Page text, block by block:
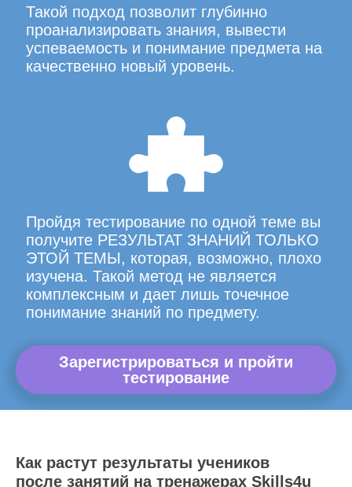
Такой подход позволит глубинно
проанализировать знания, вывести
успеваемость и понимание предмета на
качественно новый уровень.
Пройдя тестирование по одной теме вы
получите РЕЗУЛЬТАТ ЗНАНИЙ ТОЛЬКО
ЭТОЙ ТЕМЫ, которая, возможно, плохо
изучена. Такой метод не является
комплексным и дает лишь точечное
понимание знаний по предмету.
Зарегистрироваться и пройти
тестирование
Как растут результаты учеников
после занятий на тренажерах Skills4u